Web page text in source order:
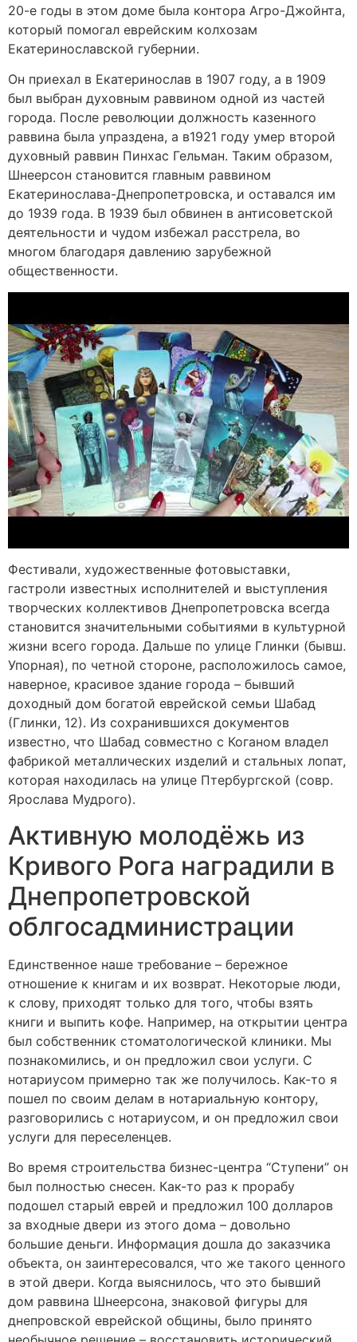
20-е годы в этом доме была контора Агро-Джойнта,
который помогал еврейским колхозам
Екатеринославской губернии.
Он приехал в Екатеринослав в 1907 году, а в 1909
был выбран духовным раввином одной из частей
города. После революции должность казенного
раввина была упраздена, а в1921 году умер второй
духовный раввин Пинхас Гельман. Таким образом,
Шнеерсон становится главным раввином
Екатеринослава-Днепропетровска, и оставался им
до 1939 года. В 1939 был обвинен в антисоветской
деятельности и чудом избежал расстрела, во
многом благодаря давлению зарубежной
общественности.
Фестивали, художественные фотовыставки,
гастроли известных исполнителей и выступления
творческих коллективов Днепропетровска всегда
становится значительными событиями в культурной
жизни всего города. Дальше по улице Глинки (бывш.
Упорная), по четной стороне, расположилось самое,
наверное, красивое здание города – бывший
доходный дом богатой еврейской семьи Шабад
(Глинки, 12). Из сохранившихся документов
известно, что Шабад совместно с Коганом владел
фабрикой металлических изделий и стальных лопат,
которая находилась на улице Птербургской (совр.
Ярослава Мудрого).
Активную молодёжь из
Кривого Рога наградили в
Днепропетровской
облгосадминистрации
Единственное наше требование – бережное
отношение к книгам и их возврат. Некоторые люди,
к слову, приходят только для того, чтобы взять
книги и выпить кофе. Например, на открытии центра
был собственник стоматологической клиники. Мы
познакомились, и он предложил свои услуги. С
нотариусом примерно так же получилось. Как-то я
пошел по своим делам в нотариальную контору,
разговорились с нотариусом, и он предложил свои
услуги для переселенцев.
Во время строительства бизнес-центра “Ступени” он
был полностью снесен. Как-то раз к прорабу
подошел старый еврей и предложил 100 долларов
за входные двери из этого дома – довольно
большие деньги. Информация дошла до заказчика
объекта, он заинтересовался, что же такого ценного
в этой двери. Когда выяснилось, что это бывший
дом раввина Шнеерсона, знаковой фигуры для
днепровской еврейской общины, было принято